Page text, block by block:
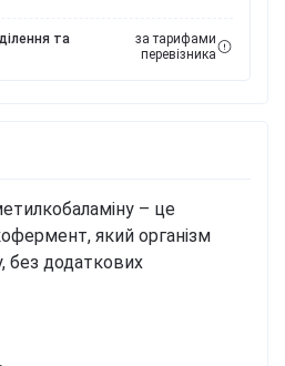
та
за тарифами
перевізника
– це
який організм
без додаткових